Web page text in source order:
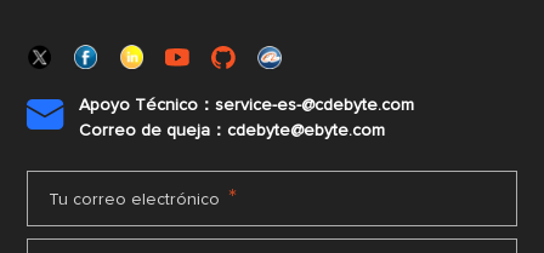

Apoyo Técnico：service-es-@cdebyte.com
Correo de queja：cdebyte@ebyte.com
Tu correo electrónico *